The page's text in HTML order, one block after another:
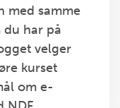
med samme
du har på
velger
kurset
om e-